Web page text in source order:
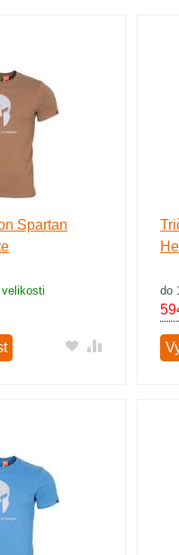
Spartan
do